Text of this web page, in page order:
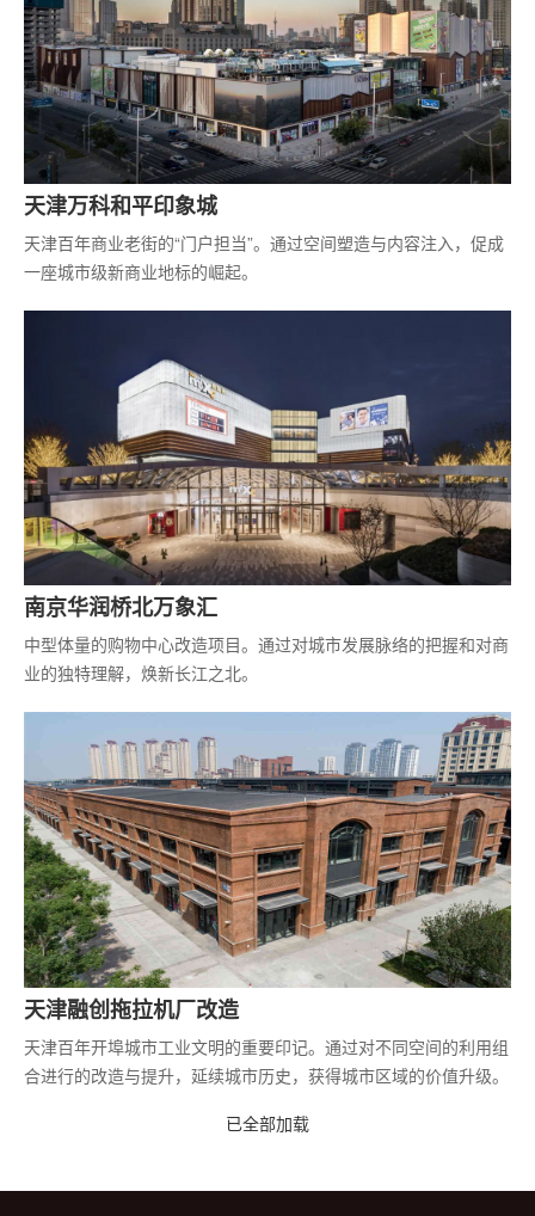
天津万科和平印象城
天津百年商业老街的“门户担当”。通过空间塑造与内容注入，促成
一座城市级新商业地标的崛起。
南京华润桥北万象汇
中型体量的购物中心改造项目。通过对城市发展脉络的把握和对商
业的独特理解，焕新长江之北。
天津融创拖拉机厂改造
天津百年开埠城市工业文明的重要印记。通过对不同空间的利用组
合进行的改造与提升，延续城市历史，获得城市区域的价值升级。
已全部加载